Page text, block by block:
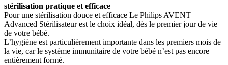
était :
MAD 990,00.
est :
MAD 950,00.
stérilisation pratique et efficace
Pour une stérilisation douce et efficace Le Philips AVENT –
Advanced Stérilisateur est le choix idéal, dès le premier jour de vie
de votre bébé.
L’hygiène est particulièrement importante dans les premiers mois de
la vie, car le système immunitaire de votre bébé n’est pas encore
entièrement formé.